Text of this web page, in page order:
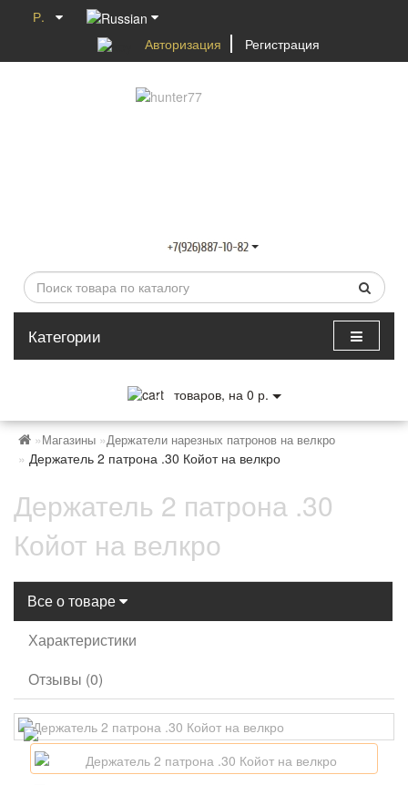
Р.
Авторизация
Регистрация
Категории
0 товаров, на 0 р.
Магазины Держатели нарезных патронов на велкро
Держатель 2 патрона .30 Койот на велкро
Держатель 2 патрона .30
Койот на велкро
Все о товаре
Характеристики
Отзывы (0)